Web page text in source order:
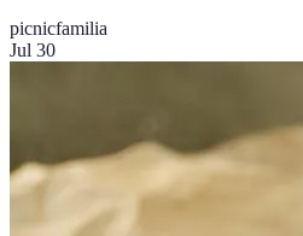
picnicfamilia
Jul 30